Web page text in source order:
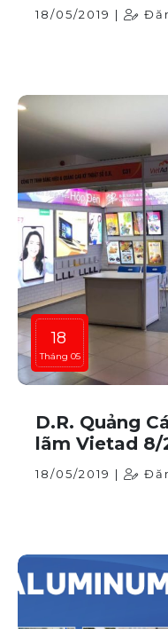
18/05/2019 |
18
Tháng 05
D.R. Quảng
lãm Vietad 8/
18/05/2019 |